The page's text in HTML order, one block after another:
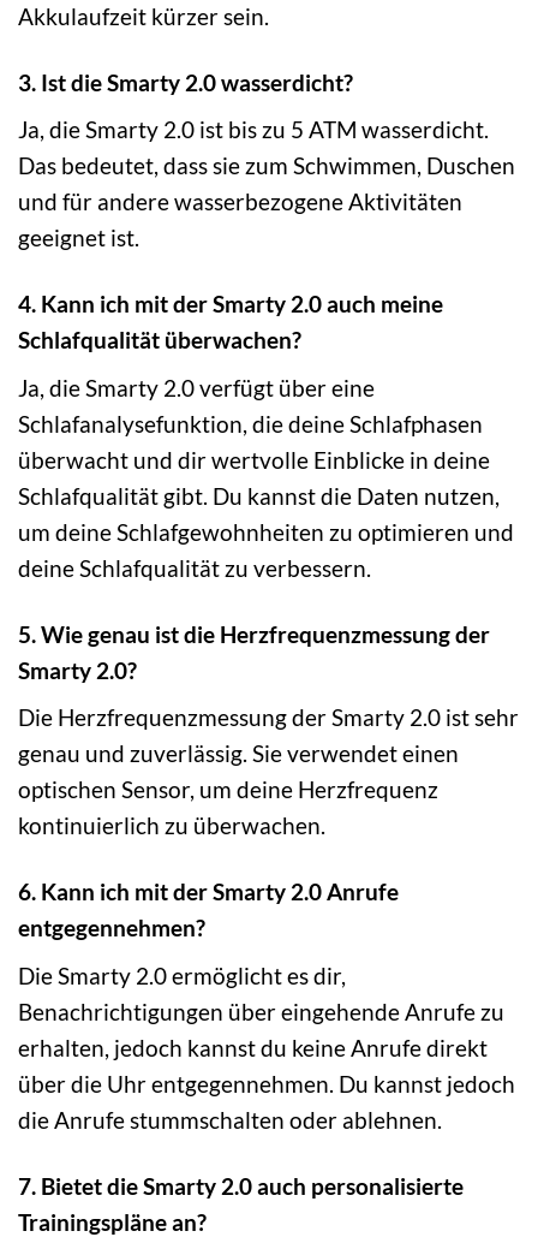
Akkulaufzeit kürzer sein.
3. Ist die Smarty 2.0 wasserdicht?
Ja, die Smarty 2.0 ist bis zu 5 ATM wasserdicht.
Das bedeutet, dass sie zum Schwimmen, Duschen
und für andere wasserbezogene Aktivitäten
geeignet ist.
4. Kann ich mit der Smarty 2.0 auch meine
Schlafqualität überwachen?
Ja, die Smarty 2.0 verfügt über eine
Schlafanalysefunktion, die deine Schlafphasen
überwacht und dir wertvolle Einblicke in deine
Schlafqualität gibt. Du kannst die Daten nutzen,
um deine Schlafgewohnheiten zu optimieren und
deine Schlafqualität zu verbessern.
5. Wie genau ist die Herzfrequenzmessung der
Smarty 2.0?
Die Herzfrequenzmessung der Smarty 2.0 ist sehr
genau und zuverlässig. Sie verwendet einen
optischen Sensor, um deine Herzfrequenz
kontinuierlich zu überwachen.
6. Kann ich mit der Smarty 2.0 Anrufe
entgegennehmen?
Die Smarty 2.0 ermöglicht es dir,
Benachrichtigungen über eingehende Anrufe zu
erhalten, jedoch kannst du keine Anrufe direkt
über die Uhr entgegennehmen. Du kannst jedoch
die Anrufe stummschalten oder ablehnen.
7. Bietet die Smarty 2.0 auch personalisierte
Trainingspläne an?